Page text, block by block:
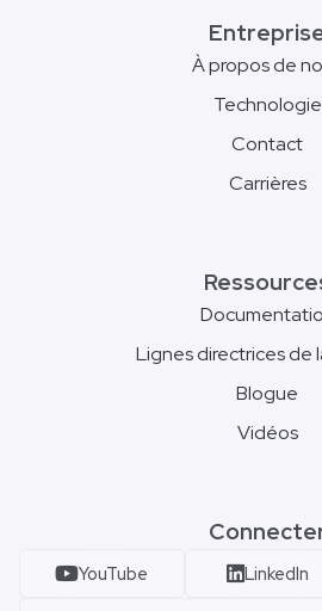
À propos de
Technologie
Contact
Carrières
Lignes directrices de
Blogue
Vidéos
YouTube LinkedIn